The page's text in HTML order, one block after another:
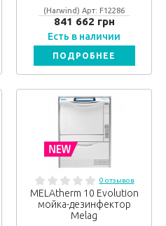
(Harwind) Арт: F12286
841 662 грн
Есть в наличии
ПОДРОБНЕЕ
0 отзывов
MELAtherm 10 Evolution
мойка-дезинфектор
Melag